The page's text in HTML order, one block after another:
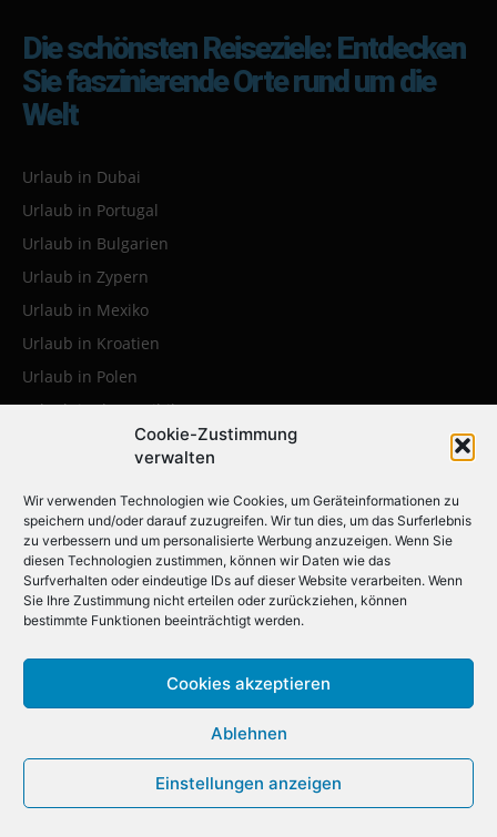
Cookie-Zustimmung
verwalten
Wir verwenden Technologien wie Cookies, um Geräteinformationen zu
speichern und/oder darauf zuzugreifen. Wir tun dies, um das Surferlebnis
zu verbessern und um personalisierte Werbung anzuzeigen. Wenn Sie
diesen Technologien zustimmen, können wir Daten wie das
Surfverhalten oder eindeutige IDs auf dieser Website verarbeiten. Wenn
Sie Ihre Zustimmung nicht erteilen oder zurückziehen, können
bestimmte Funktionen beeinträchtigt werden.
Cookies akzeptieren
Ablehnen
Einstellungen anzeigen
Die schönsten Reiseziele: Entdecken
Sie faszinierende Orte rund um die
Welt
Urlaub in Dubai
Urlaub in Portugal
Urlaub in Bulgarien
Urlaub in Zypern
Urlaub in Mexiko
Urlaub in Kroatien
Urlaub in Polen
Urlaub in der Karibik
Die beliebtesten Städtereisen:
Erleben Sie die faszinierendsten
Metropolen weltweit
Städtereise nach Krakau
Städtereise nach Barcelona
Städtereise nach New York